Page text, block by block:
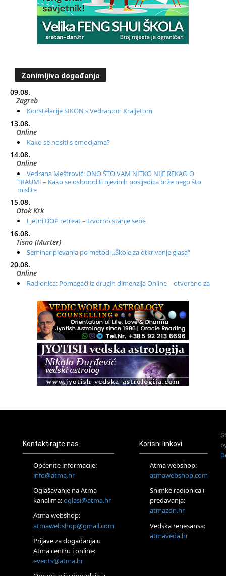
Zanimljiva događanja
09.08.
Zagreb
Konstelacije SIKON s Vedranom Kraljetom
13.08.
Online
Kako se nositi s emocijama?
14.08.
Online
Vedrana Meštrović: ONO ŠTO VAM NITKO NIJE REKAO O
TRAUMI – Kako se osloboditi njezinih posljedica brže nego što
mislite
15.08.
Otok Krk
Ljetni DOP retreat – Izvorno stanje sebe
16.08.
Tisno (Murter)
Seminar pjevanja po metodi „Škole za otkrivanje glasa“
20.08.
Online
Radionica: Pomagači iz drugih dimenzija Online – otvoreno za
Zagreb+Online
Osnovni ThetaHealing® tečaj, Zagreb i Online
Zagreb
Osnovna radionica za izscjeljivanje pranom (Basic Pranic
Healing course)
Access BARS®, otpusti stres
Pjesma srca / Zagreb
Tečaj Višeg Vodstva, razvijanja intuicije i Akaša zapisa
Online
Upisi u program Profesionalni hipnoterapeut — nova
Online
Postanite Nositelj Vibracije Nove Zemlje
Visoko
Alemka Dauskardt – Jednodnevna radionica sistemskih
Kontaktirajte nas
Općenite informacije:
info@atma.hr
Oglašavanje na Atma
kanalima:oglasi@atma.hr
Atma webshop:
atmawebshop@gmail.com
Prijave za događanja u
Atma centru i online:
events@atma.hr
Korisni linkovi
Atma webshop:
atmawebshop.com
Snimke radionica i
predavanja:
atmazon.hr
Vedska renesansa:
atmaveda.hr